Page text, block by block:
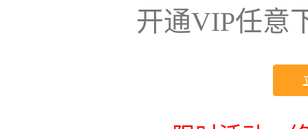
开通VIP任意